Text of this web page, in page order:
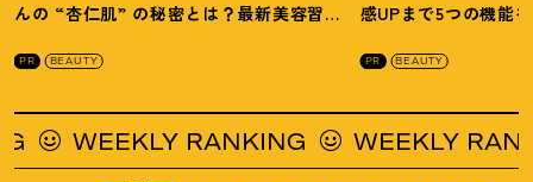
んの “杏仁肌” の秘密とは ？ 最新美容習慣
PR BEAUTY
感UPまで5つの機能
PR BEAUTY
RANKING WEEKLY RANKING